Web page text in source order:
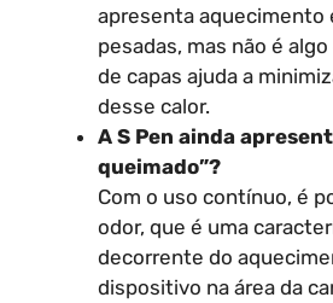
apresenta aquecimento
pesadas, mas não é
de capas ajuda a
desse calor.
A S Pen ainda
queimado”?
Com o uso contínuo, é
odor, que é uma
decorrente do
dispositivo na área da